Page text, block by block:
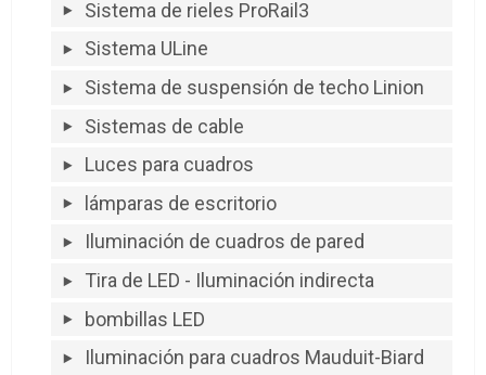
Sistema de rieles ProRail3
Sistema ULine
Sistema de suspensión de techo Linion
Sistemas de cable
Luces para cuadros
lámparas de escritorio
Iluminación de cuadros de pared
Tira de LED - Iluminación indirecta
bombillas LED
Iluminación para cuadros Mauduit-Biard